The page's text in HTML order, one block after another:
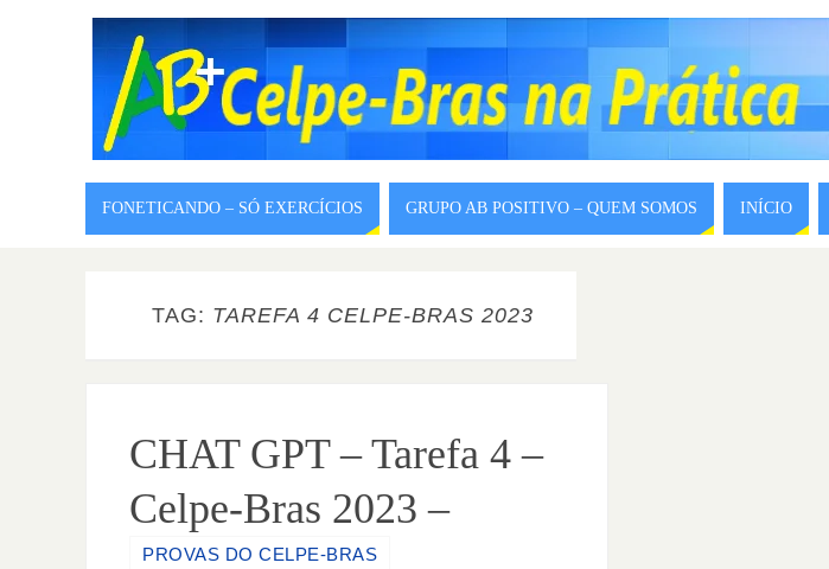
FONETICANDO – SÓ EXERCÍCIOS GRUPO AB POSITIVO – QUEM SOMOS INÍCIO
TAG: TAREFA 4 CELPE-BRAS 2023
CHAT GPT – Tarefa 4 –
Celpe-Bras 2023 –
PROVAS DO CELPE-BRAS